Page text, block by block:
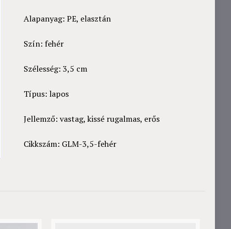
Alapanyag: PE, elasztán
Szín: fehér
Szélesség: 3,5 cm
Típus: lapos
Jellemző: vastag, kissé rugalmas, erős
Cikkszám: GLM-3,5-fehér